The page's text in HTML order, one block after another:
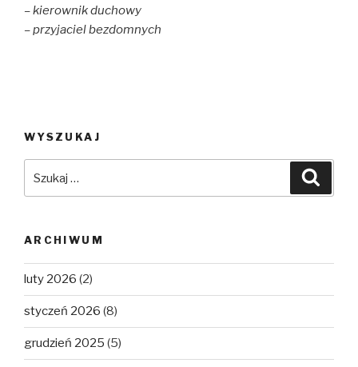
– kierownik duchowy
– przyjaciel bezdomnych
WYSZUKAJ
ARCHIWUM
luty 2026 (2)
styczeń 2026 (8)
grudzień 2025 (5)